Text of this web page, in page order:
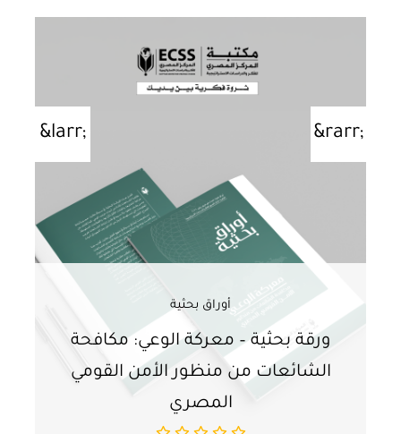
أوراق بحثية
ورقة بحثية – معركة الوعي: مكافحة
الشائعات من منظور الأمن القومي
المصري